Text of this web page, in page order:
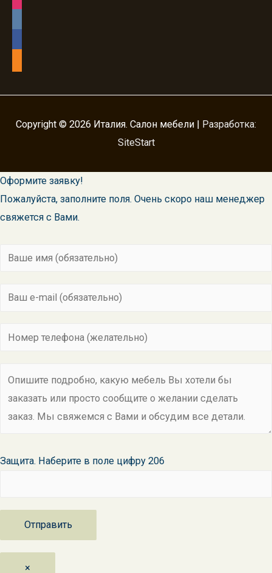
Copyright © 2026 Италия. Салон мебели
Разработка:
SiteStart
Оформите заявку!
Пожалуйста, заполните поля. Очень скоро наш менеджер
свяжется с Вами.
Защита. Наберите в поле цифру 206
×